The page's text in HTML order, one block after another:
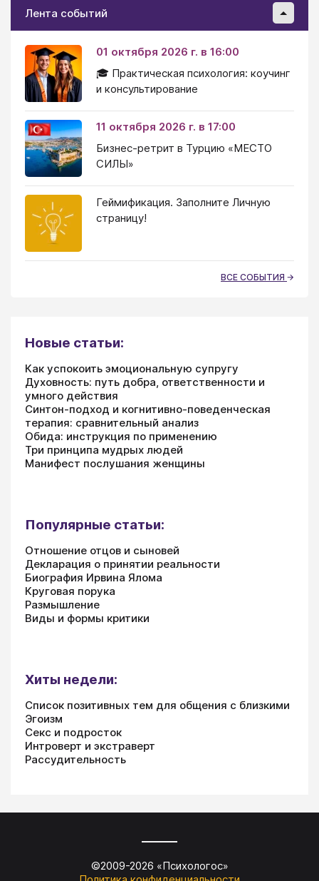
Лента событий
01 октября 2026 г. в 16:00
🎓 Практическая психология: коучинг
и консультирование
11 октября 2026 г. в 17:00
Бизнес-ретрит в Турцию «МЕСТО
СИЛЫ»
Геймификация. Заполните Личную
страницу!
ВСЕ СОБЫТИЯ
Новые статьи:
Как успокоить эмоциональную супругу
Духовность: путь добра, ответственности и
умного действия
Синтон-подход и когнитивно-поведенческая
терапия: сравнительный анализ
Обида: инструкция по применению
Три принципа мудрых людей
Манифест послушания женщины
Популярные статьи:
Отношение отцов и сыновей
Декларация о принятии реальности
Биография Ирвина Ялома
Круговая порука
Размышление
Виды и формы критики
Хиты недели:
Список позитивных тем для общения с близкими
Эгоизм
Секс и подросток
Интроверт и экстраверт
Рассудительность
©2009-2026 «Психологос»